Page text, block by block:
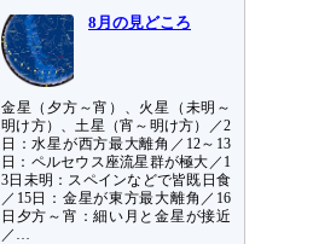
8月の見どころ
金星（夕方～宵）、火星（未明～
明け方）、土星（宵～明け方）／2
日：水星が西方最大離角／12～13
日：ペルセウス座流星群が極大／1
3日未明：スペインなどで皆既日食
／15日：金星が東方最大離角／16
日夕方～宵：細い月と金星が接近
／…